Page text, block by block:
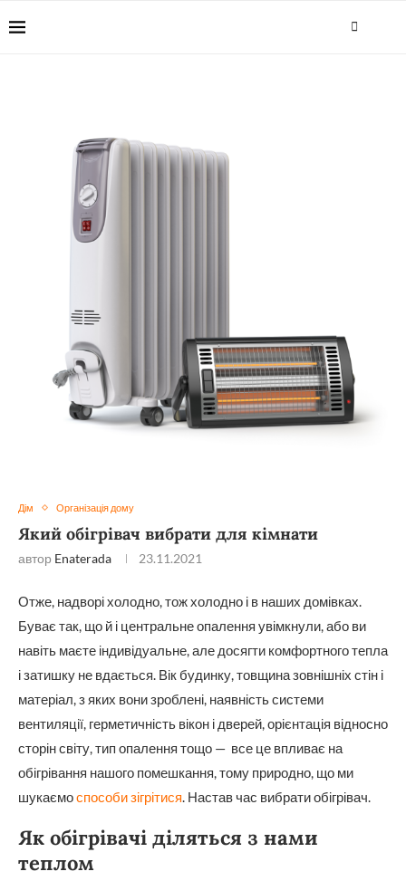
Дім Організація дому
Який обігрівач вибрати для кімнати
автор Enaterada 23.11.2021
Отже, надворі холодно, тож холодно і в наших домівках.
Буває так, що й і центральне опалення увімкнули, або ви
навіть маєте індивідуальне, але досягти комфортного тепла
і затишку не вдається. Вік будинку, товщина зовнішніх стін і
матеріал, з яких вони зроблені, наявність системи
вентиляції, герметичність вікон і дверей, орієнтація відносно
сторін світу, тип опалення тощо — все це впливає на
обігрівання нашого помешкання, тому природно, що ми
шукаємоспособи зігрітися. Настав час вибрати обігрівач.
Як обігрівачі діляться з нами
теплом